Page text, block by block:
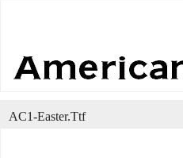
AC1-Easter.Ttf